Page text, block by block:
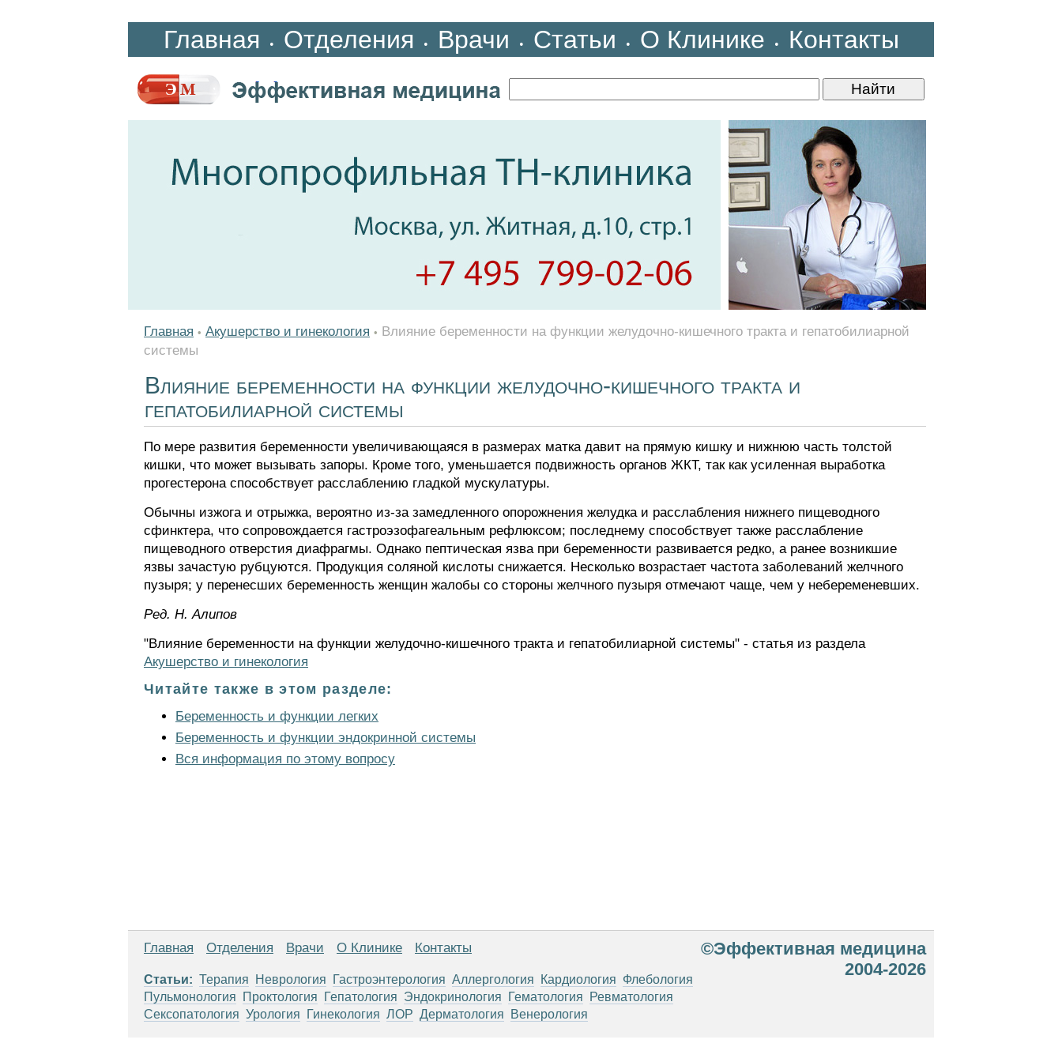
Главная • Отделения • Врачи • Статьи • О Клинике • Контакты
Главная • Акушерство и гинекология • Влияние беременности на функции желудочно-кишечного тракта и гепатобилиарной
системы
Влияние беременности на функции желудочно-кишечного тракта и
гепатобилиарной системы
По мере развития беременности увеличивающаяся в размерах матка давит на прямую кишку и нижнюю часть толстой
кишки, что может вызывать запоры. Кроме того, уменьшается подвижность органов ЖКТ, так как усиленная выработка
прогестерона способствует расслаблению гладкой мускулатуры.
Обычны изжога и отрыжка, вероятно из-за замедленного опорожнения желудка и расслабления нижнего пищеводного
сфинктера, что сопровождается гастроэзофагеальным рефлюксом; последнему способствует также расслабление
пищеводного отверстия диафрагмы. Однако пептическая язва при беременности развивается редко, а ранее возникшие
язвы зачастую рубцуются. Продукция соляной кислоты снижается. Несколько возрастает частота заболеваний желчного
пузыря; у перенесших беременность женщин жалобы со стороны желчного пузыря отмечают чаще, чем у небеременевших.
Ред. Н. Алипов
"Влияние беременности на функции желудочно-кишечного тракта и гепатобилиарной системы" - статья из раздела
Акушерство и гинекология
Читайте также в этом разделе:
Беременность и функции легких
Беременность и функции эндокринной системы
Вся информация по этому вопросу
Главная Отделения Врачи О Клинике Контакты
Статьи: Терапия Неврология Гастроэнтерология Аллергология Кардиология Флебология
Пульмонология
Проктология Гепатология Эндокринология Гематология
Ревматология
Сексопатология Урология Гинекология ЛОР Дерматология Венерология
©Эффективная медицина
2004-2026